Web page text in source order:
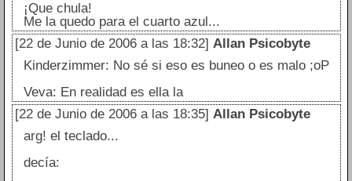
¡Que chula!
Me la quedo para el cuarto azul...
[22 de Junio de 2006 a las 18:32] Allan Psicobyte
Kinderzimmer: No sé si eso es buneo o es malo ;oP
Veva: En realidad es ella la
[22 de Junio de 2006 a las 18:35] Allan Psicobyte
arg! el teclado...
decía: